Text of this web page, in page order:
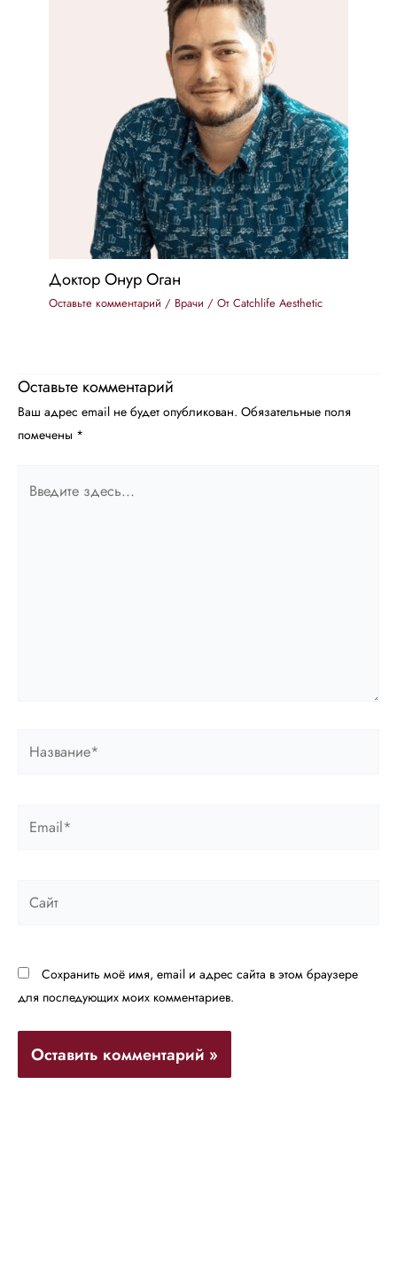
Доктор Онур Оган
Оставьте комментарий / Врачи / От Catchlife Aesthetic
Оставьте комментарий
Ваш адрес email не будет опубликован. Обязательные поля
помечены *
здесь...
Сохранить моё имя, email и адрес сайта в этом браузере
для последующих моих комментариев.